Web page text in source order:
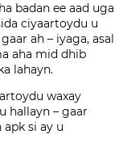
badan ee aad uga
ciyaartoydu u
ah – iyaga, asal
aha mid dhib
lahayn.
waxay
hallayn – gaar
si ay u